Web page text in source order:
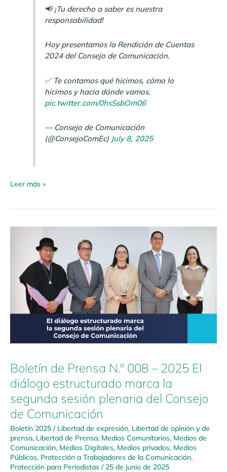
📢 ¡Tu derecho a saber es nuestra
responsabilidad!
Hoy presentamos la Rendición de Cuentas
2024 del Consejo de Comunicación.
✅ Te contamos qué hicimos, cómo lo
hicimos y hacia dónde vamos.
pic.twitter.com/0hsSsbOm06
— Consejo de Comunicación
(@ConsejoComEc) July 8, 2025
Leer más »
Boletín de Prensa N.º 008 – 2025 El
diálogo estructurado marca la
segunda sesión plenaria del Consejo
de Comunicación
Boletín 2025 / Libertad de expresión, Libertad de opinión y de
prensa, Libertad de Prensa, Medios Comunitarios, Medios de
Comunicación, Medios Digitales, Medios privados, Medios
Públicos, Protección a Trabajadores de la Comunicación,
Protección para Periodistas / 25 de junio de 2025
008
estructurado
marca
segunda
sesión
plenaria
del
Consejo
Comunicación